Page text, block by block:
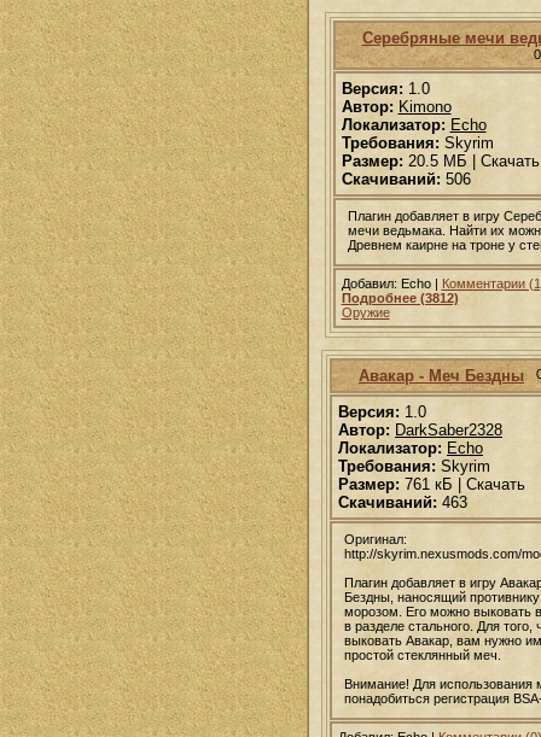
Серебряные мечи
Версия: 1.0
Автор: Kimono
Локализатор: Echo
Требования: Skyrim
Размер: 20.5 МБ | Скачать
Скачиваний:506
Плагин добавляет в игру
мечи ведьмака. Найти их
Древнем каирне на троне у
Добавил: Echo | Комментарии
Подробнее (3812)
Оружие
Авакар - Меч Бездны
Версия: 1.0
Автор: DarkSaber2328
Локализатор: Echo
Требования: Skyrim
Размер: 761 кБ | Скачать
Скачиваний: 463
Оригинал:
http://skyrim.nexusmods.com/
Плагин добавляет в игру
Бездны, наносящий
морозом. Его можно выковать
в разделе стального. Для того,
выковать Авакар, вам нужно
простой стеклянный меч.
Внимание! Для использования
понадобиться регистрация